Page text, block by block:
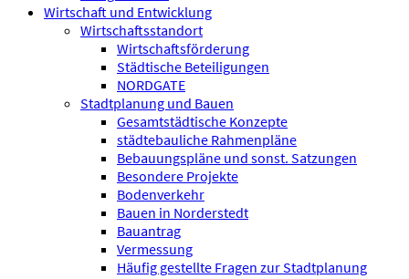
Wirtschaft und Entwicklung
Wirtschaftsstandort
Wirtschaftsförderung
Städtische Beteiligungen
NORDGATE
Stadtplanung und Bauen
Gesamtstädtische Konzepte
städtebauliche Rahmenpläne
Bebauungspläne und sonst. Satzungen
Besondere Projekte
Bodenverkehr
Bauen in Norderstedt
Bauantrag
Vermessung
Häufig gestellte Fragen zur Stadtplanung